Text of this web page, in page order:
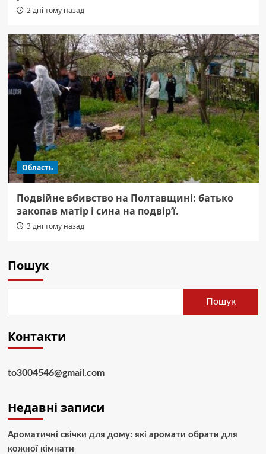
2 дні тому назад
Область
Подвійне вбивство на Полтавщині: батько
закопав матір і сина на подвір’ї.
3 дні тому назад
Пошук
Пошук
Контакти
to3004546@gmail.com
Недавні записи
Ароматичні свічки для дому: які аромати обрати для
кожної кімнати